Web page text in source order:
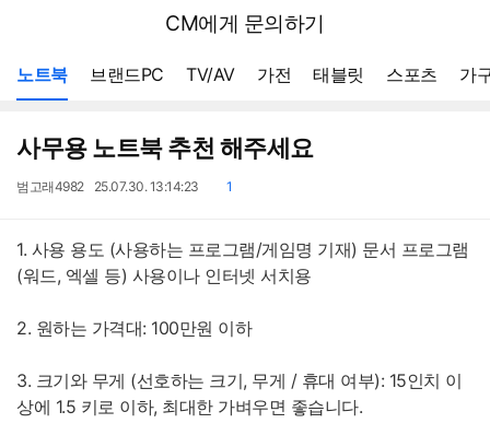
다나와
CM에게 문의하기
노트북 브랜드PC TV/AV 가전 태블릿 스포츠 가
사무용 노트북 추천 해주세요
작
범고래4982
작
25.07.30. 13:14:23
댓1
1. 사용 용도 (사용하는 프로그램/게임명 기재) 문서 프로그램
(워드, 엑셀 등) 사용이나 인터넷 서치용
2. 원하는 가격대: 100만원 이하
3. 크기와 무게 (선호하는 크기, 무게 / 휴대 여부): 15인치 이
상에 1.5 키로 이하, 최대한 가벼우면 좋습니다.